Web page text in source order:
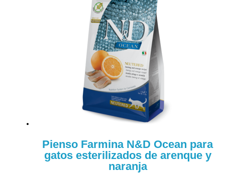
Pienso Farmina N&D Ocean para
gatos esterilizados de arenque y
naranja